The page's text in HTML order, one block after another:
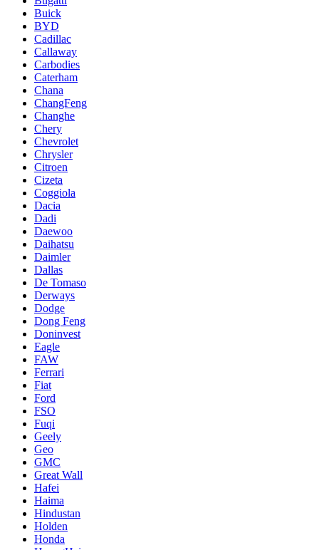
Buick
BYD
Cadillac
Callaway
Carbodies
Caterham
Chana
ChangFeng
Changhe
Chery
Chevrolet
Chrysler
Citroen
Cizeta
Coggiola
Dacia
Dadi
Daewoo
Daihatsu
Daimler
Dallas
De Tomaso
Derways
Dodge
Dong Feng
Doninvest
Eagle
FAW
Ferrari
Fiat
Ford
FSO
Fuqi
Geely
Geo
GMC
Great Wall
Hafei
Haima
Hindustan
Holden
Honda